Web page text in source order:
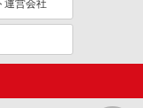
細を見る
理員
運営会社